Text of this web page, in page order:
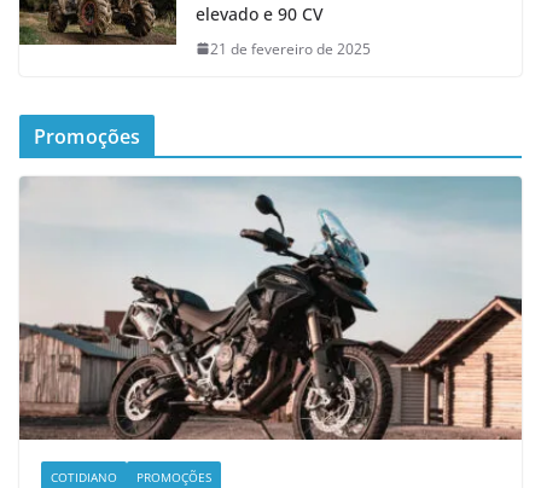
elevado e 90 CV
21 de fevereiro de 2025
Promoções
COTIDIANO PROMOÇÕES